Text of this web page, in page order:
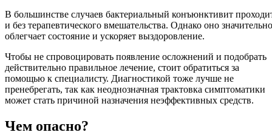
В большинстве случаев бактериальный конъюнктивит
и без терапевтического вмешательства. Однако оно значительно
облегчает состояние и ускоряет выздоровление.
Чтобы не спровоцировать появление осложнений и подобрать
действительно правильное лечение, стоит обратиться за
помощью к специалисту. Диагностикой тоже лучше не
пренебрегать, так как неоднозначная трактовка симптоматики
может стать причиной назначения неэффективных средств.
Чем опасно?